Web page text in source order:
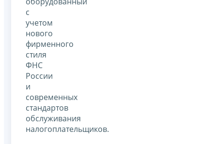
с
учетом
нового
фирменного
стиля
ФНС
России
и
современных
стандартов
обслуживания
налогоплательщиков.